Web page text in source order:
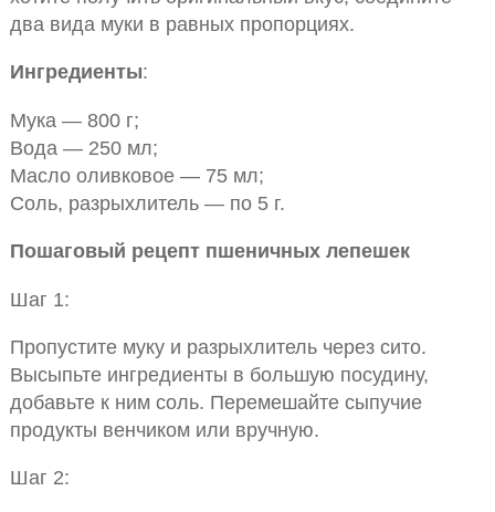
два вида муки в равных пропорциях.
Ингредиенты:
Мука — 800 г;
Вода — 250 мл;
Масло оливковое — 75 мл;
Соль, разрыхлитель — по 5 г.
Пошаговый рецепт пшеничных лепешек
Шаг 1:
Пропустите муку и разрыхлитель через сито.
Высыпьте ингредиенты в большую посудину,
добавьте к ним соль. Перемешайте сыпучие
продукты венчиком или вручную.
Шаг 2: